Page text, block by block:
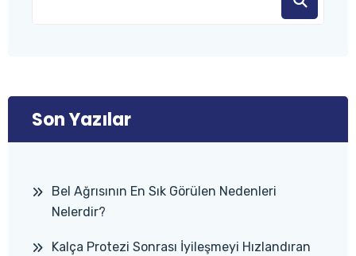
Son Yazılar
Bel Ağrısının En Sık Görülen Nedenleri
Nelerdir?
Kalça Protezi Sonrası İyileşmeyi Hızlandıran